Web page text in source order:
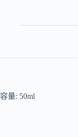
容量: 50ml